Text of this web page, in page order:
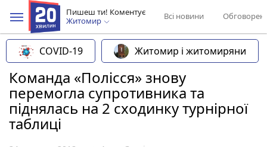
Пишеш ти! Коментує
Житомир
Всі новини
COVID-19 Житомир і житомиряни
Команда «Полісся» знову
перемогла супротивника та
піднялась на 2 сходинку турнірної
таблиці